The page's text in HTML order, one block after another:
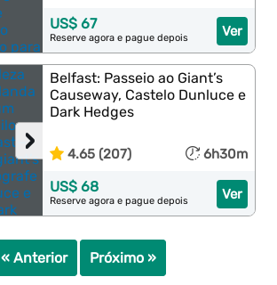
Ver
US$ 67
Reserve agora e pague depois
›
Belfast: Passeio ao Giant’s
Causeway, Castelo Dunluce e
Dark Hedges
4.65 (207) 6h30m
Ver
US$ 68
Reserve agora e pague depois
« Anterior Próximo »